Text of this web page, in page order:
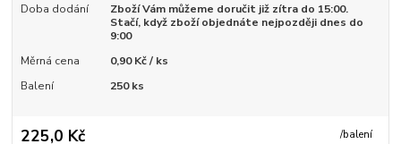
Doba dodání
Zboží Vám můžeme doručit již zítra do 15:00.
Stačí, když zboží objednáte nejpozději dnes do
9:00
Měrná cena
0,90 Kč / ks
Balení
250 ks
225,0 Kč /balení